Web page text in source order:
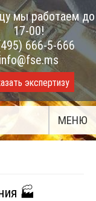
мы работаем до
17-00!
666-5-666
info@fse.ms
экспертизу
МЕНЮ
🏭